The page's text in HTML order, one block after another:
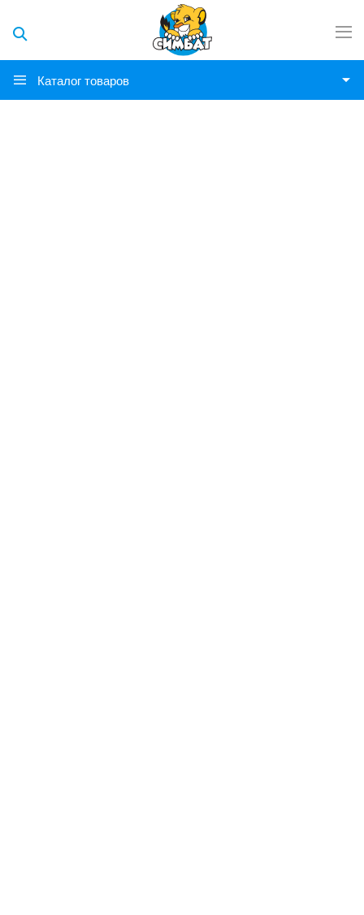
Каталог товаров